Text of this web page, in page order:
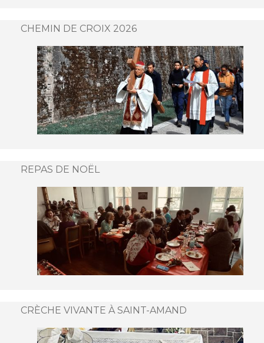
CHEMIN DE CROIX 2026
REPAS DE NOËL
CRÈCHE VIVANTE À SAINT-AMAND